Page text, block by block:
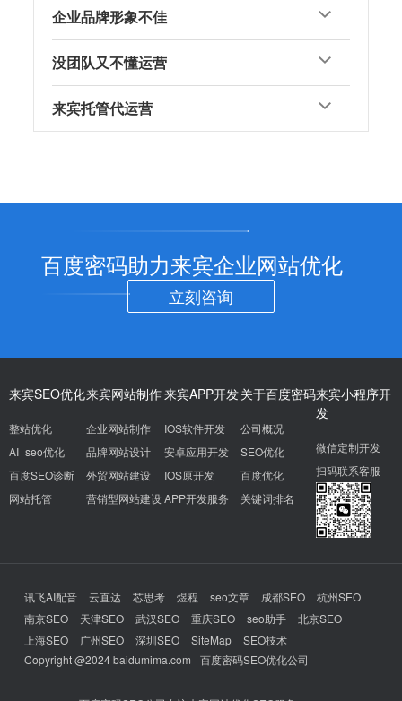
企业品牌形象不佳
没团队又不懂运营
来宾托管代运营
百度密码助力来宾企业网站优化
立刻咨询
来宾SEO优化
整站优化
AI+seo优化
百度SEO诊断
网站托管
来宾网站制作
企业网站制作
品牌网站设计
外贸网站建设
营销型网站建设
来宾APP开发
IOS软件开发
安卓应用开发
IOS原开发
APP开发服务
关于百度密码
公司概况
SEO优化
百度优化
关键词排名
来宾小程序开
发
微信定制开发
扫码联系客服
讯飞AI配音 云直达 芯思考 煜程 seo文章 成都SEO
杭州SEO
南京SEO
天津SEO 武汉SEO 重庆SEO seo助手
北京SEO
上海SEO
广州SEO 深圳SEO SiteMap
SEO技术
Copyright @2024 baidumima.com
百度密码SEO优化公司